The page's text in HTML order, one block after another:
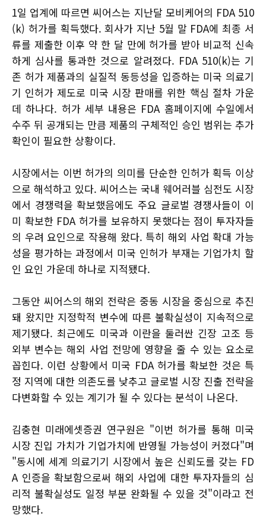
1일 업계에 따르면 씨어스는 지난달 모비케어의 FDA 510
(k) 허가를 획득했다. 회사가 지난 5월 말 FDA에 최종 서
류를 제출한 이후 약 한 달 만에 허가를 받아 비교적 신속
하게 심사를 통과한 것으로 알려졌다. FDA 510(k)는 기
존 허가 제품과의 실질적 동등성을 입증하는 미국 의료기
기 인허가 제도로 미국 시장 판매를 위한 핵심 절차 가운
데 하나다. 허가 세부 내용은 FDA 홈페이지에 수일에서
수주 뒤 공개되는 만큼 제품의 구체적인 승인 범위는 추가
확인이 필요한 상황이다.
시장에서는 이번 허가의 의미를 단순한 인허가 획득 이상
으로 해석하고 있다. 씨어스는 국내 웨어러블 심전도 시장
에서 경쟁력을 확보했음에도 주요 글로벌 경쟁사들이 이
미 확보한 FDA 허가를 보유하지 못했다는 점이 투자자들
의 우려 요인으로 작용해 왔다. 특히 해외 사업 확대 가능
성을 평가하는 과정에서 미국 인허가 부재는 기업가치 할
인 요인 가운데 하나로 지적됐다.
그동안 씨어스의 해외 전략은 중동 시장을 중심으로 추진
돼 왔지만 지정학적 변수에 따른 불확실성이 지속적으로
제기됐다. 최근에도 미국과 이란을 둘러싼 긴장 고조 등
외부 변수는 해외 사업 전망에 영향을 줄 수 있는 요소로
꼽힌다. 이런 상황에서 미국 FDA 허가를 확보한 것은 특
정 지역에 대한 의존도를 낮추고 글로벌 시장 진출 전략을
다변화할 수 있는 계기가 될 수 있다는 분석이 나온다.
김충현 미래에셋증권 연구원은 "이번 허가를 통해 미국
시장 진입 가치가 기업가치에 반영될 가능성이 커졌다"며
"동시에 세계 의료기기 시장에서 높은 신뢰도를 갖는 FD
A 인증을 확보함으로써 해외 사업에 대한 투자자들의 심
리적 불확실성도 일정 부분 완화될 수 있을 것"이라고 전
망했다.